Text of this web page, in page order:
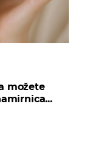
možete